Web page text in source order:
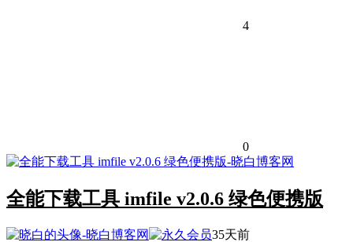
4
0
全能下载工具 imfile v2.0.6 绿色便携版
35天前